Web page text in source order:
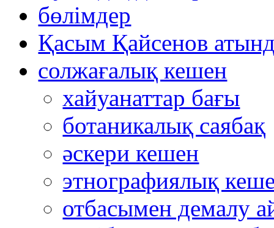
бөлімдер
Қасым Қайсенов
солжағалық кешен
хайуанаттар бағы
ботаникалық саябақ
әскери кешен
этнографиялық
отбасымен демалу